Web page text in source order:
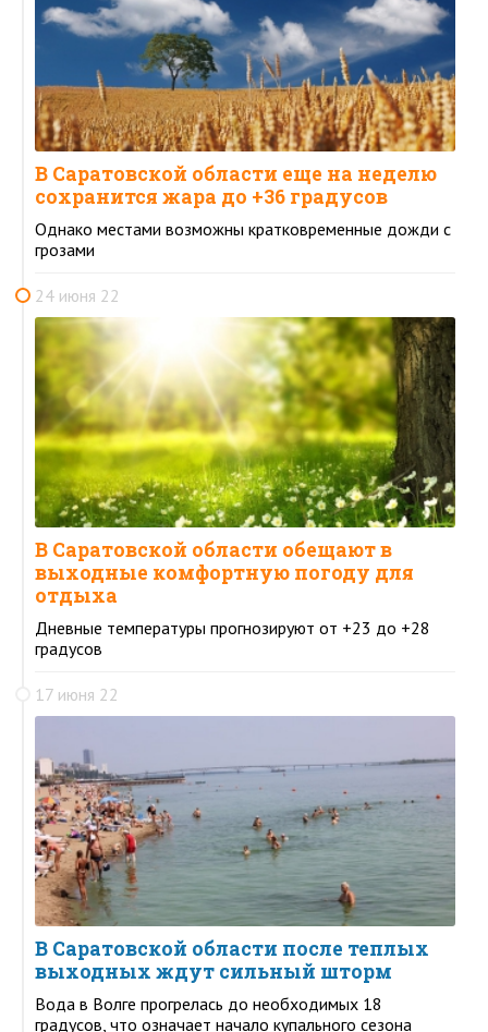
В Саратовской области еще на неделю
сохранится жара до +36 градусов
Однако местами возможны кратковременные дожди с
грозами
24 июня 22
В Саратовской области обещают в
выходные комфортную погоду для
отдыха
Дневные температуры прогнозируют от +23 до +28
градусов
17 июня 22
В Саратовской области после теплых
выходных ждут сильный шторм
Вода в Волге прогрелась до необходимых 18
градусов, что означает начало купального сезона